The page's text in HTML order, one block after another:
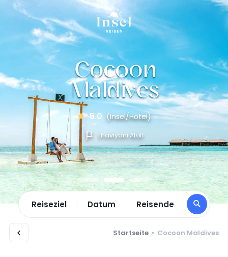
Cocoon
Maldives
5.0 (Insel/Hotel)
Lhaviyani Atoll
Reiseziel Datum Reisende
Startseite • Cocoon Maldives